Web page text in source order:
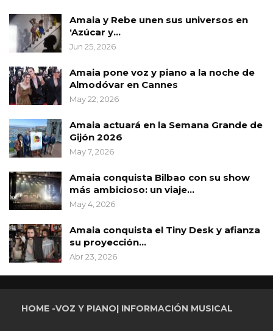
Amaia y Rebe unen sus universos en
‘Azúcar y…
Jun 25, 2026
Amaia pone voz y piano a la noche de
Almodóvar en Cannes
May 22, 2026
Amaia actuará en la Semana Grande de
Gijón 2026
May 7, 2026
Amaia conquista Bilbao con su show
más ambicioso: un viaje…
May 4, 2026
Amaia conquista el Tiny Desk y afianza
su proyección…
Abr 23, 2026
HOME -VOZ Y PIANO| INFORMACIÓN MUSICAL